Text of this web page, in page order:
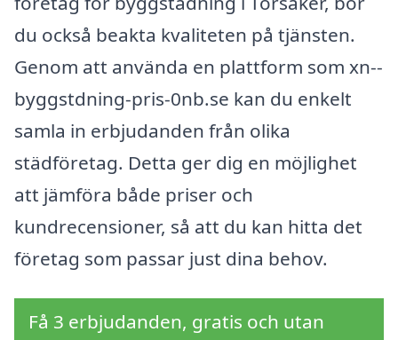
du också beakta kvaliteten på tjänsten.
Genom att använda en plattform som xn--
byggstdning-pris-0nb.se kan du enkelt
samla in erbjudanden från olika
städföretag. Detta ger dig en möjlighet
att jämföra både priser och
kundrecensioner, så att du kan hitta det
företag som passar just dina behov.
Få 3 erbjudanden, gratis och utan